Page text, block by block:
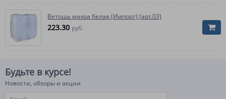
Ветошь махра белая (Импорт) (арт.03)
223.30 руб.
Будьте в курсе!
Новости, обзоры и акции